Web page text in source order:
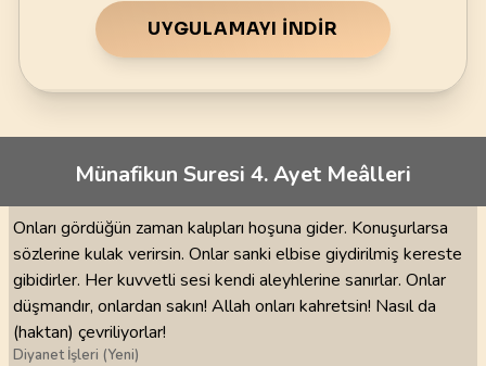
UYGULAMAYI İNDIR
Münafikun Suresi 4. Ayet Meâlleri
Onları gördüğün zaman kalıpları hoşuna gider. Konuşurlarsa
sözlerine kulak verirsin. Onlar sanki elbise giydirilmiş kereste
gibidirler. Her kuvvetli sesi kendi aleyhlerine sanırlar. Onlar
düşmandır, onlardan sakın! Allah onları kahretsin! Nasıl da
(haktan) çevriliyorlar!
Diyanet İşleri (Yeni)